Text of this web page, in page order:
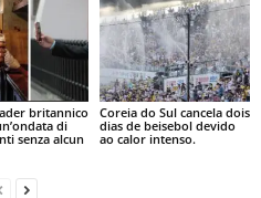
britannico
di
senza alcun
Coreia do Sul cancela dois
dias de beisebol devido
ao calor intenso.